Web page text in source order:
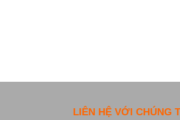
LIÊN HỆ VỚI CHÚNG